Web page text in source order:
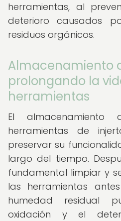
herramientas, al
deterioro causados
residuos orgánicos.
Almacenamiento
prolongando la
herramientas
El
herramientas de
preservar su
largo del tiempo.
fundamental limpiar y
las herramientas
humedad residual
oxidación y el